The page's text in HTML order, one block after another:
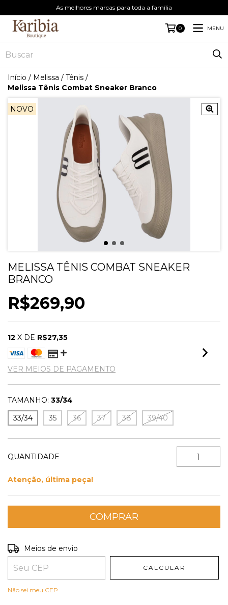
As melhores marcas para toda a família
0 MENU
Início / Melissa / Tênis /
Melissa Tênis Combat Sneaker Branco
NOVO
MELISSA TÊNIS COMBAT SNEAKER
BRANCO
R$269,90
12 X DE R$27,35
VER MEIOS DE PAGAMENTO
TAMANHO: 33/34
33/34
35 36 37 38 39/40
QUANTIDADE
Atenção, última peça!
Entregas para o CEP:
Meios de envio
CALCULAR
Não sei meu CEP